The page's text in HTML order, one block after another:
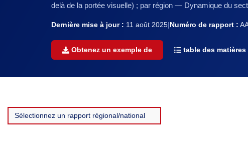
delà de la portée visuelle) ; par région — Dynamique du
Dernière mise à jour : 11 août 2025|Numéro de rapport :
Obtenez un exemple de table des matières